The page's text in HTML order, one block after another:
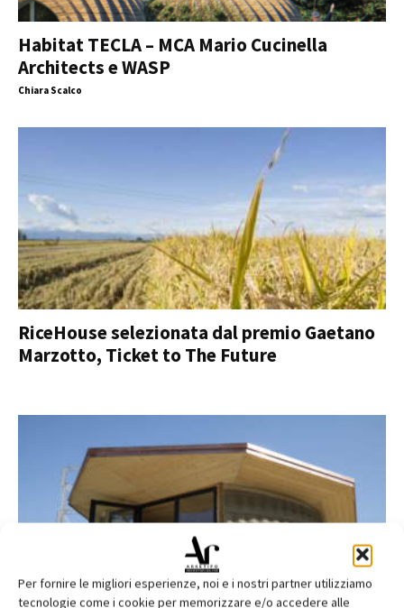
Per fornire le migliori esperienze, noi e i nostri partner utilizziamo
tecnologie come i cookie per memorizzare e/o accedere alle
Habitat TECLA – MCA Mario Cucinella
Architects e WASP
Chiara Scalco
RiceHouse selezionata dal premio Gaetano
Marzotto, Ticket to The Future